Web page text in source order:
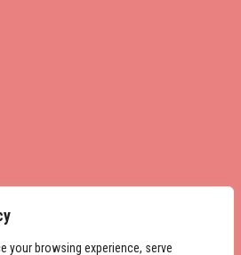
your browsing experience, serve